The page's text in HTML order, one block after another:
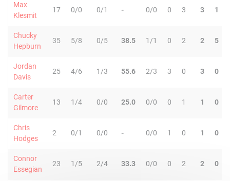
Max
Klesmit
17 0/0 0/1 - 0/0 0 3 3 1
Chucky
Hepburn
35 5/8 0/5 38.5 1/1 0 2 2 5
Jordan
Davis
25 4/6 1/3 55.6 2/3 3 0 3 0
Carter
Gilmore
13 1/4 0/0 25.0 0/0 0 1 1 0
Chris
Hodges
2 0/1 0/0 - 0/0 1 0 1 0
Connor
Essegian
23 1/5 2/4 33.3 0/0 0 2 2 0